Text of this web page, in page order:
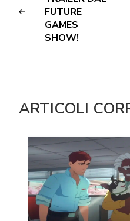
FUTURE
GAMES
SHOW!
ARTICOLI